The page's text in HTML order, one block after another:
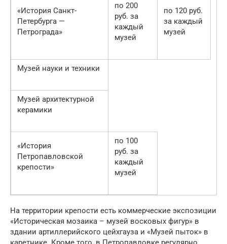
«История Санкт-
Петербурга —
Петрограда»
по 200
руб. за
каждый
музей
по 120 руб.
за каждый
музей
Музей науки и техники
Музей архитектурной
керамики
«История
Петропавловской
крепости»
по 100
руб. за
каждый
музей
На территории крепости есть коммерческие экспозиции
«Историческая мозаика – музей восковых фигур» в
здании артиллерийского цейхгауза и «Музей пыток» в